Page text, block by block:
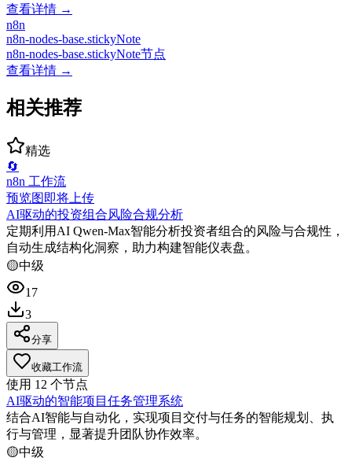
查看详情 →
n8n
n8n-nodes-base.stickyNote
n8n-nodes-base.stickyNote节点
查看详情 →
相关推荐
精选
🔄
n8n 工作流
预览图即将上传
AI驱动的投资组合风险合规分析
定期利用AI Qwen-Max智能分析投资者组合的风险与合规性，
自动生成结构化洞察，助力构建智能仪表盘。
🟡中级
17
3
分享
收藏工作流
使用 12 个节点
AI驱动的智能项目任务管理系统
结合AI智能与自动化，实现项目交付与任务的智能规划、执
行与管理，显著提升团队协作效率。
🟡中级